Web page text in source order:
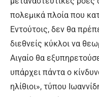
πολεμικά πλοία που
Εντούτοις, δεν θα
διεθνείς κύκλοι να
Αιγαίο θα
υπάρχει πάντα ο
ηλίθιοι», τύπου